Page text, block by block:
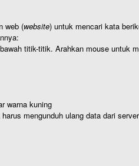
web (website) untuk mencari kata
titik-titik. Arahkan mouse untuk
warna kuning
mengunduh ulang data dari server